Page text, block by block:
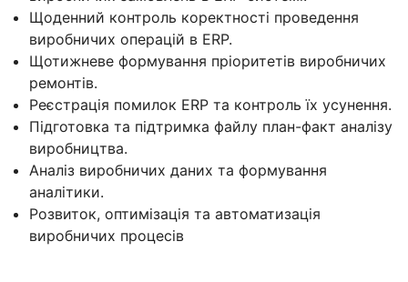
Щоденний контроль коректності проведення
виробничих операцій в ERP.
Щотижневе формування пріоритетів виробничих
ремонтів.
Реєстрація помилок ERP та контроль їх усунення.
Підготовка та підтримка файлу план-факт аналізу
виробництва.
Аналіз виробничих даних та формування
аналітики.
Розвиток, оптимізація та автоматизація
виробничих процесів